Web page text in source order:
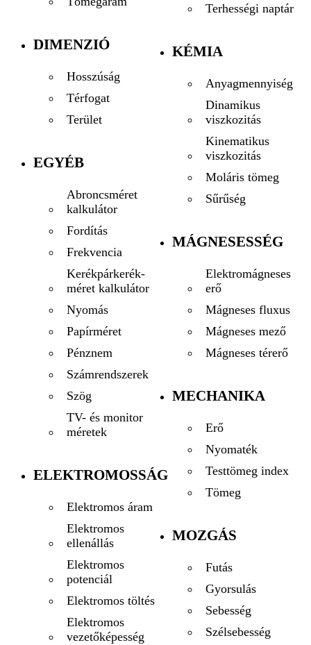
DIMENZIÓ
Hosszúság
Térfogat
Terület
EGYÉB
Abroncsméret
kalkulátor
Fordítás
Frekvencia
Kerékpárkerék-
méret kalkulátor
Nyomás
Papírméret
Pénznem
Számrendszerek
Szög
TV- és monitor
méretek
ELEKTROMOSSÁG
Elektromos áram
Elektromos
ellenállás
Elektromos
potenciál
Elektromos töltés
Elektromos
vezetőképesség
Terhességi naptár
KÉMIA
Anyagmennyiség
Dinamikus
viszkozitás
Kinematikus
viszkozitás
Moláris tömeg
Sűrűség
MÁGNESESSÉG
Elektromágneses
erő
Mágneses fluxus
Mágneses mező
Mágneses térerő
MECHANIKA
Erő
Nyomaték
Testtömeg index
Tömeg
MOZGÁS
Futás
Gyorsulás
Sebesség
Szélsebesség